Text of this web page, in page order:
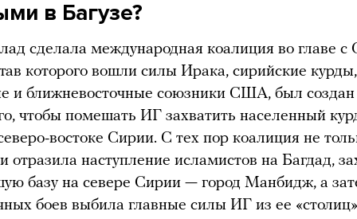
в Багузе?
сделала международная коалиция во главе
которого вошли силы Ирака, сирийские курды,
и ближневосточные союзники США, был
чтобы помешать ИГ захватить населенный
востоке Сирии. С тех пор коалиция не
отразила наступление исламистов на Багдад,
базу на севере Сирии — город Манбидж, а
боев выбила главные силы ИГ из ее